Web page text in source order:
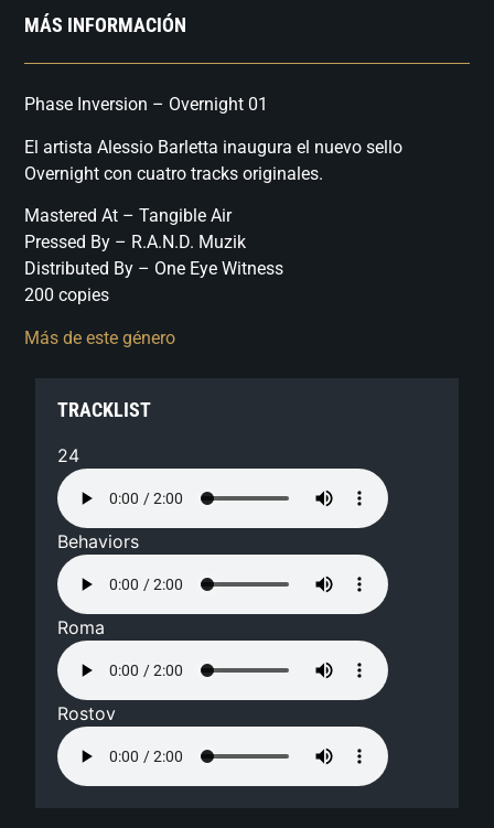
MÁS INFORMACIÓN
Phase Inversion – Overnight 01
El artista Alessio Barletta inaugura el nuevo sello
Overnight con cuatro tracks originales.
Mastered At – Tangible Air
Pressed By – R.A.N.D. Muzik
Distributed By – One Eye Witness
200 copies
Más de este género
TRACKLIST
24
Behaviors
Roma
Rostov